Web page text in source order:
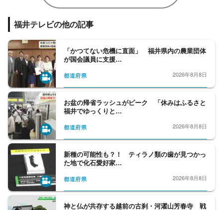
福井テレビの他の記事
「かつてない危機に直面」 福井県内の農業団体
が国会議員に支援…
都道府県 2026年8月8日
お盆の帰省ラッシュがピーク 「休みはふるさと
福井でゆっくりと…
都道府県 2026年8月8日
新種の可能性も？！ ティラノ類の歯が見つかっ
た地で化石愛好家…
都道府県 2026年8月8日
神と仏が共存する越前の古刹・河濯山芳春寺 戦